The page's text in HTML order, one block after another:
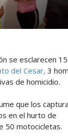
se esclarecen
del Cesar, 3
de homicidio.
que los
en el hurto de
50 motocicletas.